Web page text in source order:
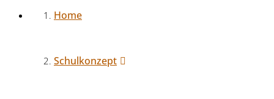
Home
Schulkonzept